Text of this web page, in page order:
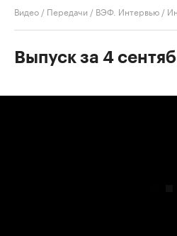
Видео / Передачи / ВЭФ. Интервью /
Выпуск за 4